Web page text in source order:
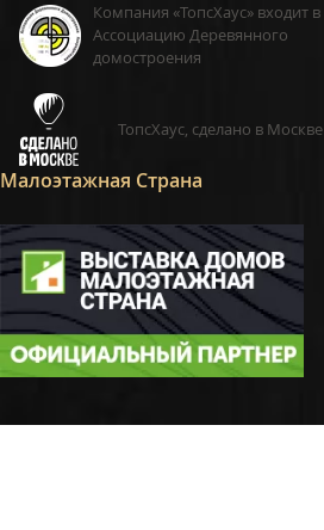
Компания «ТопсХаус» входит в
Ассоциацию Деревянного
домостроения
ТопсХаус, сделано в Москве
Малоэтажная Страна